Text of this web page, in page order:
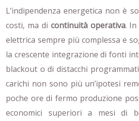
L’indipendenza energetica non è
costi, ma di continuità operativa.
elettrica sempre più complessa e
la crescente integrazione di fonti
blackout o di distacchi
carichi non sono più un’ipotesi
poche ore di fermo produzione
economici superiori a mesi di